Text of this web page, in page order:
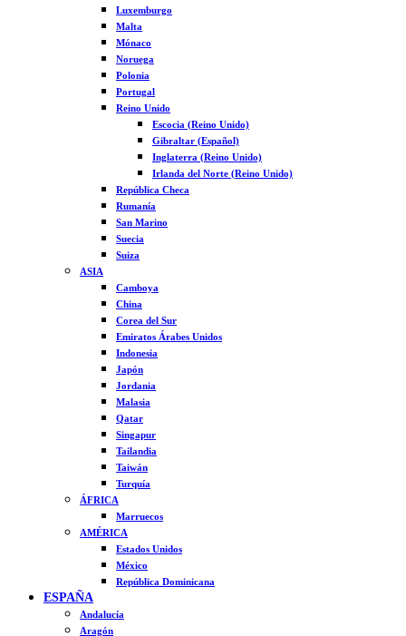
Luxemburgo
Malta
Mónaco
Noruega
Polonia
Portugal
Reino Unido
Escocia (Reino Unido)
Gibraltar (Español)
Inglaterra (Reino Unido)
Irlanda del Norte (Reino Unido)
República Checa
Rumanía
San Marino
Suecia
Suiza
ASIA
Camboya
China
Corea del Sur
Emiratos Árabes Unidos
Indonesia
Japón
Jordania
Malasia
Qatar
Singapur
Tailandia
Taiwán
Turquía
ÁFRICA
Marruecos
AMÉRICA
Estados Unidos
México
República Dominicana
ESPAÑA
Andalucía
Aragón